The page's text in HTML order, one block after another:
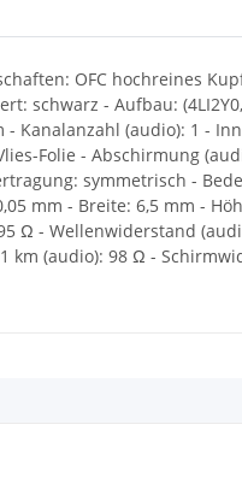
OFC hochreines
- Aufbau:
Kanalanzahl (audio): 1 -
Folie - Abschirmung
symmetrisch -
mm - Breite: 6,5 mm -
Ω - Wellenwiderstand
(audio): 98 Ω -